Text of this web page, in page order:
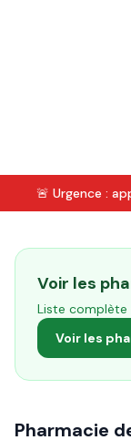
🚨 Urgence :
Voir les
Liste complète
Voir les
Pharmacie